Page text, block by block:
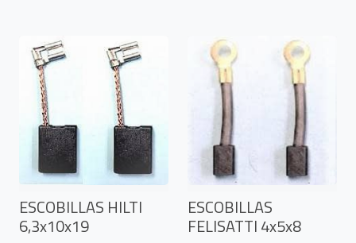
ESCOBILLAS HILTI
6,3x10x19
ESCOBILLAS
FELISATTI 4x5x8